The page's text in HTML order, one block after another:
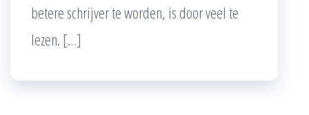
betere schrijver te worden, is door veel te
lezen. […]